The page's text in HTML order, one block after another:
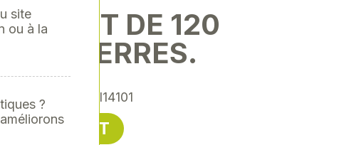
DE 120
VERRES.
Référence : SODI14101
16,48 € HT
site
ou à la
?